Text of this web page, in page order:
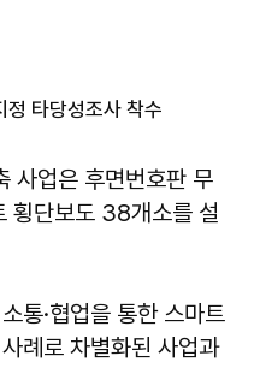
타당성조사 착수
사업은 후면번호판 무
횡단보도 38개소를 설
통·협업을 통한 스마트
례로 차별화된 사업과